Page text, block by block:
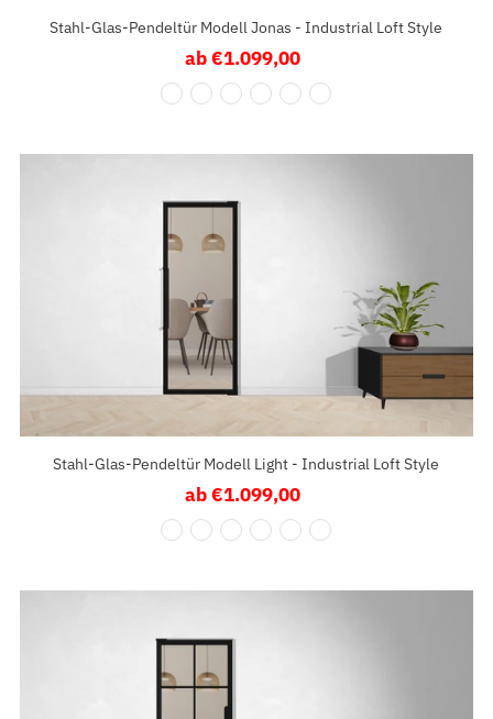
Stahl-Glas-Pendeltür Modell Jonas - Industrial Loft Style
Regulärer
Preis
ab €1.099,00
Stahl-Glas-Pendeltür Modell Light - Industrial Loft Style
Regulärer
Preis
ab €1.099,00